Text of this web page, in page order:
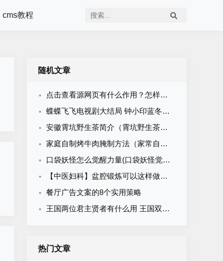
cms教程
随机文章
点击查看源网页有什么作用？怎样查看网页源代码？
蝶蝶飞飞电视剧大结局 钟小印蓝冬晨两人携手离开了这个世界
安徽霄坑野生茶简介（霄坑野生茶产地）
家庭自制烤牛肉腌制方法（家常自制烧烤牛肉腌制方法）
口袋妖怪怎么觉醒力量(口袋妖怪觉醒力量什么意思)
【中医妇科】盆腔锻炼可以这样做（科普连载，不容错过！）
餐厅广告文案的8个实用策略
王国两位君主贤者有什么用 王国双冠五大贤者作用介绍
热门文章